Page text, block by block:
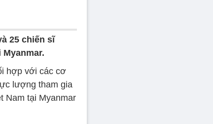
25 chiến sĩ
hợp với các cơ
lượng tham gia
Nam tại Myanmar